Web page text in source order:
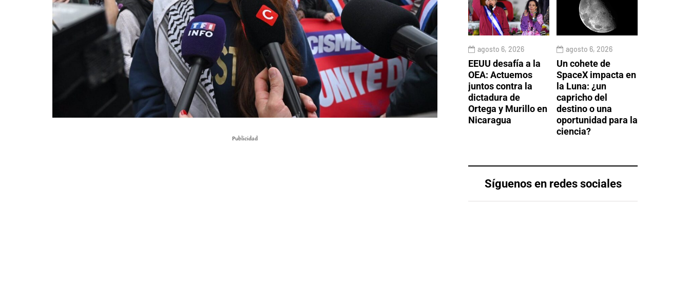
Publicidad
agosto 6, 2026
EEUU desafía a la
OEA: Actuemos
juntos contra la
dictadura de
Ortega y Murillo en
Nicaragua
agosto 6, 2026
Un cohete de
SpaceX impacta en
la Luna: ¿un
capricho del
destino o una
oportunidad para la
ciencia?
Síguenos en redes sociales